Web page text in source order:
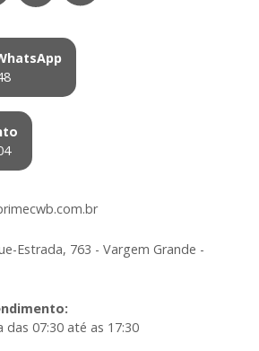
Estrada, 763 - Vargem Grande -
:
das 07:30 até as 17:30